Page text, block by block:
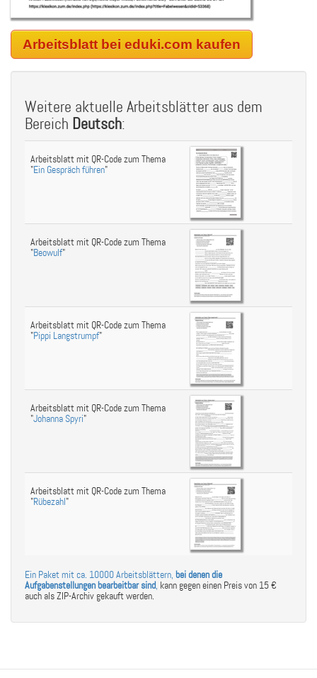
Arbeitsblatt bei eduki.com kaufen
Weitere aktuelle Arbeitsblätter aus dem
Bereich Deutsch:
Arbeitsblatt mit QR-Code zum Thema
"Ein Gespräch führen"
Arbeitsblatt mit QR-Code zum Thema
"Beowulf"
Arbeitsblatt mit QR-Code zum Thema
"Pippi Langstrumpf"
Arbeitsblatt mit QR-Code zum Thema
"Johanna Spyri"
Arbeitsblatt mit QR-Code zum Thema
"Rübezahl"
Ein Paket mit ca. 10000 Arbeitsblättern, bei denen die
Aufgabenstellungen bearbeitbar sind, kann gegen einen Preis von 15 €
auch als ZIP-Archiv gekauft werden.